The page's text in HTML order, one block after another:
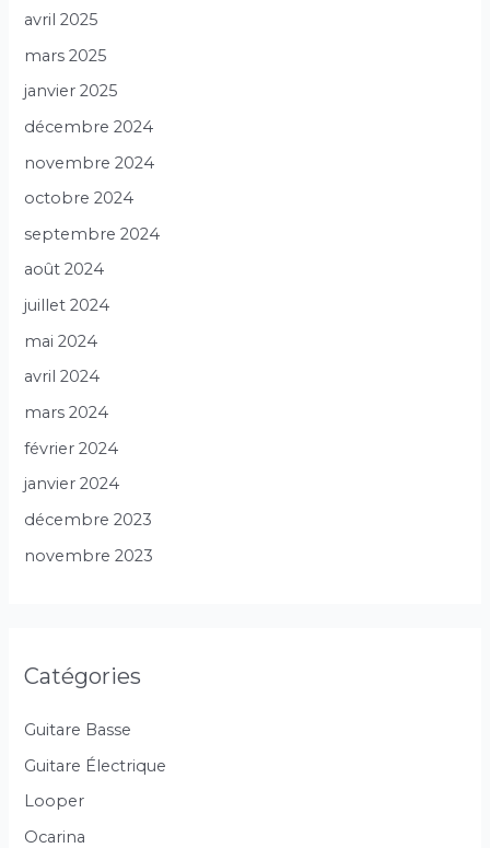
avril 2025
mars 2025
janvier 2025
décembre 2024
novembre 2024
octobre 2024
septembre 2024
août 2024
juillet 2024
mai 2024
avril 2024
mars 2024
février 2024
janvier 2024
décembre 2023
novembre 2023
Catégories
Guitare Basse
Guitare Électrique
Looper
Ocarina